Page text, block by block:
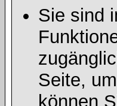
Sie sind
Seite,
können